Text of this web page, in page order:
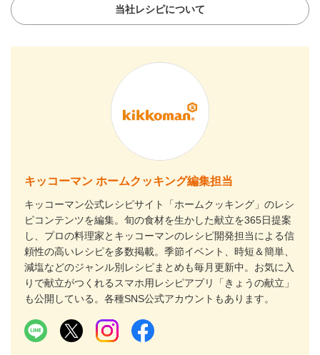
当社レシピについて
キッコーマン ホームクッキング編集担当
キッコーマン公式レシピサイト「ホームクッキング」のレシ
ピコンテンツを編集。旬の食材を生かした献立を365日提案
し、プロの料理家とキッコーマンのレシピ開発担当による信
頼性の高いレシピを多数掲載。季節イベント、時短＆簡単、
減塩などのジャンル別レシピまとめも毎月更新中。お気に入
りで献立がつくれるスマホ用レシピアプリ「きょうの献立」
も公開している。各種SNS公式アカウントもあります。